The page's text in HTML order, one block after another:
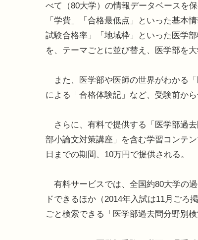
べて（80大学）の情報データベースを保
「学費」「合格最低点」といった基本
試験合格率」「地域枠」といった医学
を、テーマごとに並び替え、医学部を
また、医学部や医師の世界がわかる
による「合格体験記」など、受験前か
さらに、有料で提供する「医学部過
部小論文対策講座」を含む学習コンテ
日までの期間、10万円で提供される。
有料サービスでは、全国約80大学の
ドできるほか（2014年入試は11月ごろ
ごと検索できる「医学部過去問分野別検